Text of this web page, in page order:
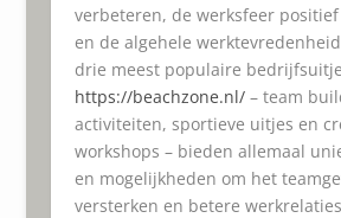
verbeteren, de werksfeer
en de algehele
drie meest populaire
https://beachzone.nl/– team
activiteiten, sportieve uitjes en
workshops – bieden allemaal
en mogelijkheden om het
versterken en betere